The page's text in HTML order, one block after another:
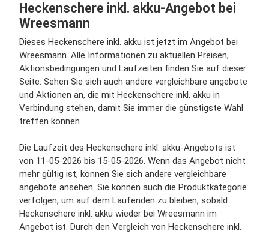
Heckenschere inkl. akku-Angebot bei
Wreesmann
Dieses Heckenschere inkl. akku ist jetzt im Angebot bei
Wreesmann. Alle Informationen zu aktuellen Preisen,
Aktionsbedingungen und Laufzeiten finden Sie auf dieser
Seite. Sehen Sie sich auch andere vergleichbare angebote
und Aktionen an, die mit Heckenschere inkl. akku in
Verbindung stehen, damit Sie immer die günstigste Wahl
treffen können.
Die Laufzeit des Heckenschere inkl. akku-Angebots ist
von 11-05-2026 bis 15-05-2026. Wenn das Angebot nicht
mehr gültig ist, können Sie sich andere vergleichbare
angebote ansehen. Sie können auch die Produktkategorie
verfolgen, um auf dem Laufenden zu bleiben, sobald
Heckenschere inkl. akku wieder bei Wreesmann im
Angebot ist. Durch den Vergleich von Heckenschere inkl.